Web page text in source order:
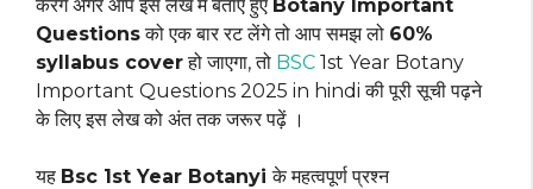
करेंगे अगर आप इस लेख में बताए हुए Botany Important
Questionsको एक बार रट लेंगे तो आप समझ लो 60%
syllabus coverहो जाएगा, तो BSC 1st Year Botany
Important Questions 2025 in hindi की पूरी सूची पढ़ने
के लिए इस लेख को अंत तक जरूर पढ़ें ।
यह Bsc 1st Year Botanyiके महत्वपूर्ण प्रश्न